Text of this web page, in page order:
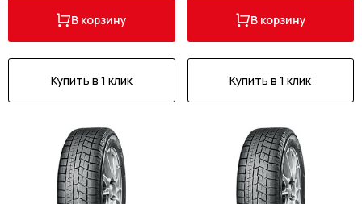
В корзину
Купить в 1 клик
В корзину
Купить в 1 клик